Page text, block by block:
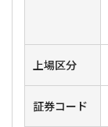
上場区分
証券コード